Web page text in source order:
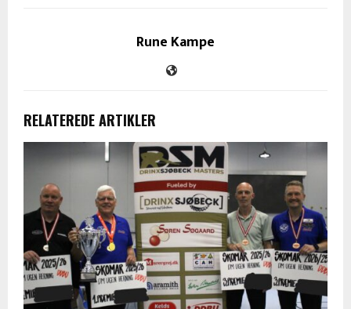
Rune Kampe
RELATEREDE ARTIKLER